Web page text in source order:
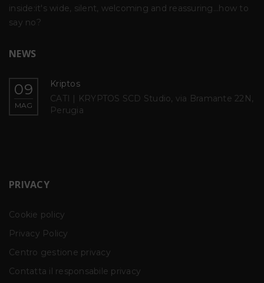
inside:it's wide, silent, welcoming and reassuring...how to
say no?
NEWS
09
MAG
Kriptos
CATI | KRYPTOS SCD Studio, via Bramante 22N,
Perugia
PRIVACY
Cookie policy
Privacy Policy
Centro gestione privacy
Contatta il responsabile privacy